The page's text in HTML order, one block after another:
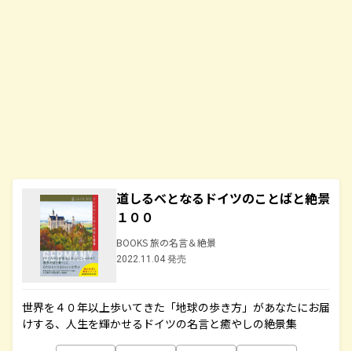
道しるべとなるドイツのことばと絶景
１００
BOOKS 旅の名言＆絶景
2022.11.04 発売
世界を４０年以上歩いてきた「地球の歩き方」があなたにお届
けする、人生を輝かせるドイツの名言と癒やしの絶景集